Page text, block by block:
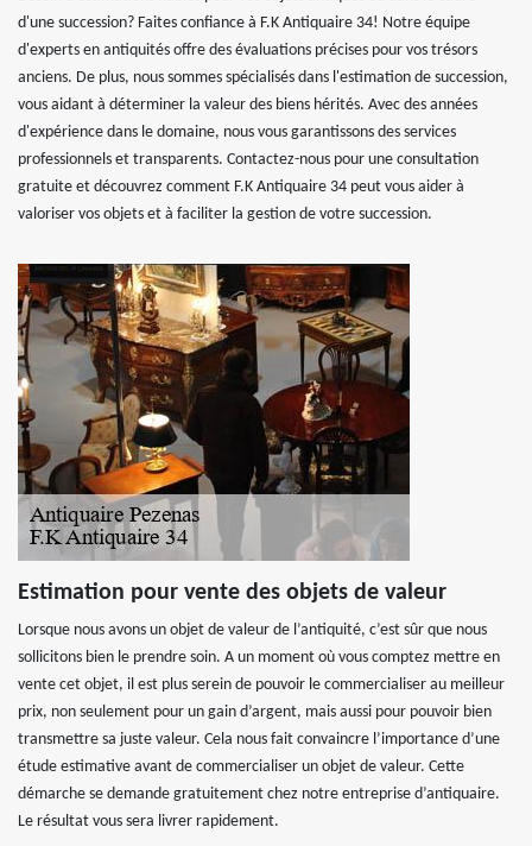
d'une succession? Faites confiance à F.K Antiquaire 34! Notre équipe
d'experts en antiquités offre des évaluations précises pour vos trésors
anciens. De plus, nous sommes spécialisés dans l'estimation de succession,
vous aidant à déterminer la valeur des biens hérités. Avec des années
d'expérience dans le domaine, nous vous garantissons des services
professionnels et transparents. Contactez-nous pour une consultation
gratuite et découvrez comment F.K Antiquaire 34 peut vous aider à
valoriser vos objets et à faciliter la gestion de votre succession.
Estimation pour vente des objets de valeur
Lorsque nous avons un objet de valeur de l’antiquité, c’est sûr que nous
sollicitons bien le prendre soin. A un moment où vous comptez mettre en
vente cet objet, il est plus serein de pouvoir le commercialiser au meilleur
prix, non seulement pour un gain d’argent, mais aussi pour pouvoir bien
transmettre sa juste valeur. Cela nous fait convaincre l’importance d’une
étude estimative avant de commercialiser un objet de valeur. Cette
démarche se demande gratuitement chez notre entreprise d’antiquaire.
Le résultat vous sera livrer rapidement.